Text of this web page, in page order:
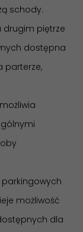
schody.
drugim piętrze
dostępna
parterze,
możliwość
dla